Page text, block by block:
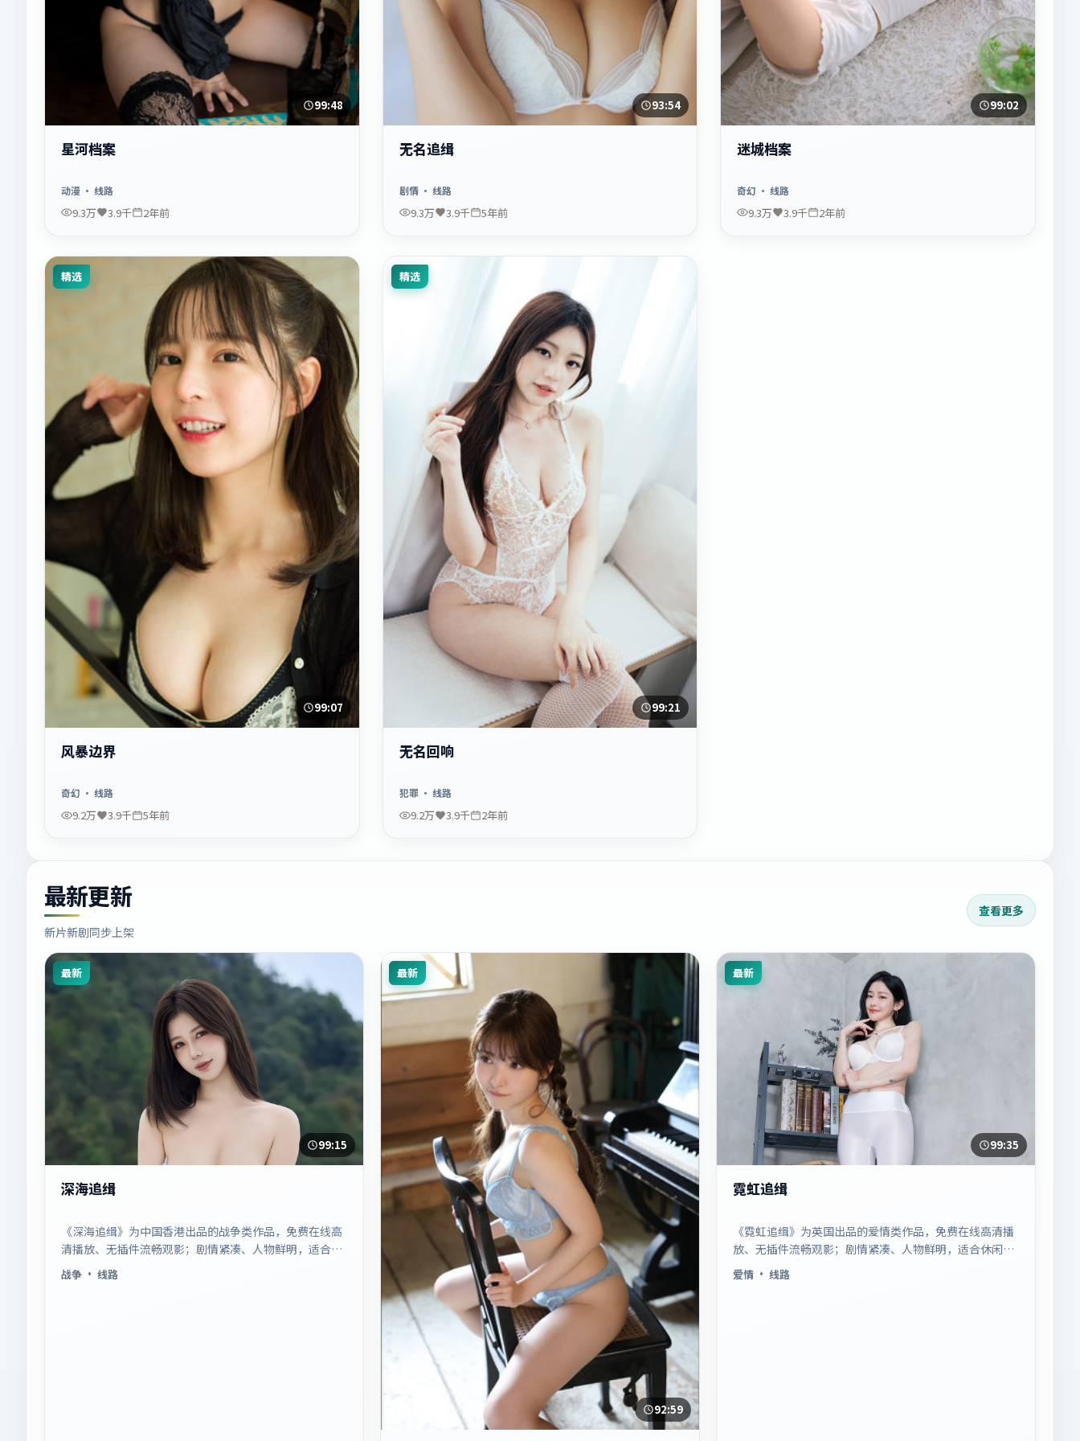
99:48
星河档案
动漫 · 线路
9.3万 3.9千 2年前
93:54
无名追缉
剧情· 线路
9.3万 3.9千 5年前
99:02
迷城档案
奇幻 · 线路
9.3万 3.9千 2年前
精选
99:07
风暴边界
奇幻 · 线路
9.2万 3.9千 5年前
精选
99:21
无名回响
犯罪· 线路
9.2万 3.9千 2年前
最新更新
新片新剧同步上架
查看更多
最新
99:15
深海追缉
《深海追缉》为中国香港出品的战争类作品，免费在线高
清播放、无插件流畅观影；剧情紧凑、人物鲜明，适合休
闲一口气追看。
战争· 线路
最新
92:59
最新
99:35
霓虹追缉
《霓虹追缉》为英国出品的爱情类作品，免费在线高清播
放、无插件流畅观影；剧情紧凑、人物鲜明，适合休闲一
口气追看。
爱情 · 线路